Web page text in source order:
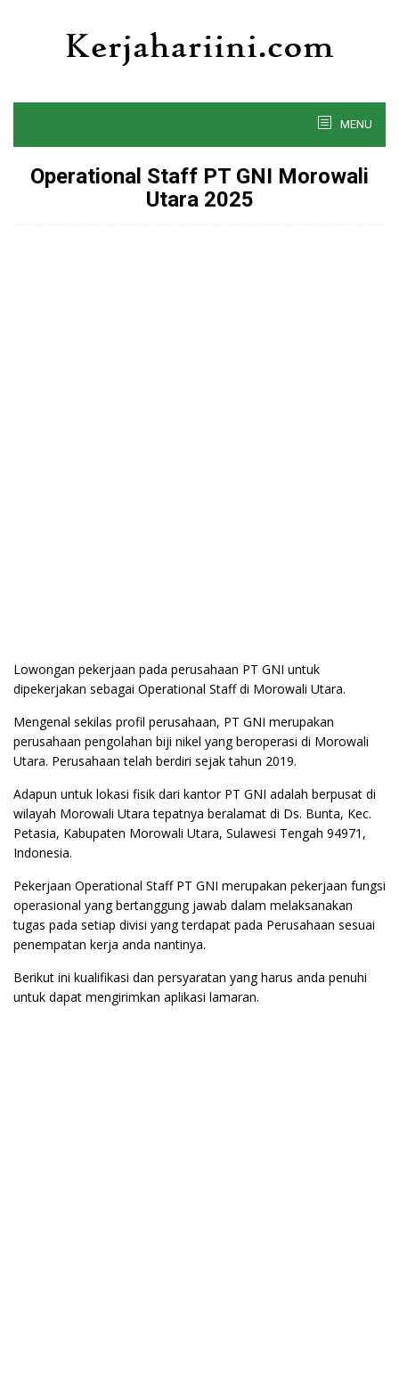
MENU
Operational Staff PT GNI Morowali
Utara 2025
Lowongan pekerjaan pada perusahaan PT GNI untuk
dipekerjakan sebagai Operational Staff di Morowali Utara.
Mengenal sekilas profil perusahaan, PT GNI merupakan
perusahaan pengolahan biji nikel yang beroperasi di Morowali
Utara. Perusahaan telah berdiri sejak tahun 2019.
Adapun untuk lokasi fisik dari kantor PT GNI adalah berpusat di
wilayah Morowali Utara tepatnya beralamat di Ds. Bunta, Kec.
Petasia, Kabupaten Morowali Utara, Sulawesi Tengah 94971,
Indonesia.
Pekerjaan Operational Staff PT GNI merupakan pekerjaan fungsi
operasional yang bertanggung jawab dalam melaksanakan
tugas pada setiap divisi yang terdapat pada Perusahaan sesuai
penempatan kerja anda nantinya.
Berikut ini kualifikasi dan persyaratan yang harus anda penuhi
untuk dapat mengirimkan aplikasi lamaran.